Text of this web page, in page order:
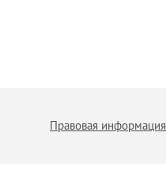
Правовая информация